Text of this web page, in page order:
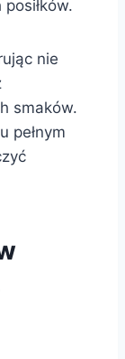
nie
smaków.
pełnym